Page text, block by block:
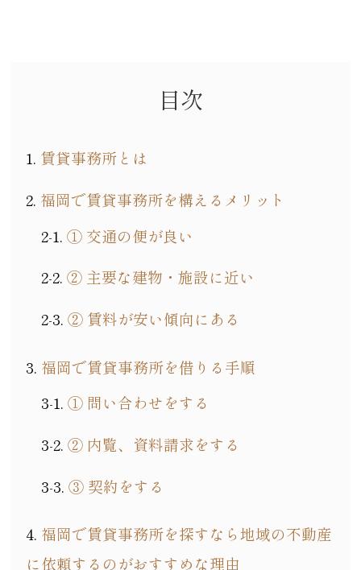
目次
賃貸事務所とは
福岡で賃貸事務所を構えるメリット
① 交通の便が良い
② 主要な建物・施設に近い
② 賃料が安い傾向にある
福岡で賃貸事務所を借りる手順
① 問い合わせをする
② 内覧、資料請求をする
③ 契約をする
福岡で賃貸事務所を探すなら地域の不動産
に依頼するのがおすすめな理由